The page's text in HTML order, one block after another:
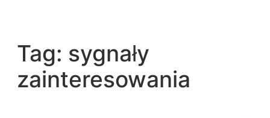
Tag: sygnały
zainteresowania